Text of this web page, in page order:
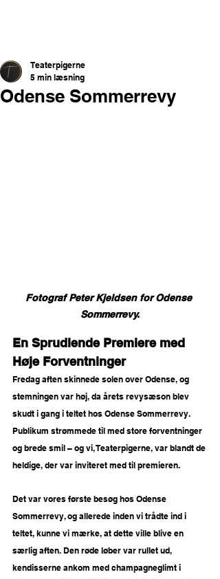
Odense Sommerrevy
Teaterpigerne
5 min læsning
Fotograf Peter Kjeldsen for Odense
Sommerrevy.
En Sprudlende Premiere med
Høje Forventninger
Fredag aften skinnede solen over Odense, og
stemningen var høj, da årets revysæson blev
skudt i gang i teltet hos Odense Sommerrevy.
Publikum strømmede til med store forventninger
og brede smil – og vi, Teaterpigerne, var blandt de
heldige, der var inviteret med til premieren.
Det var vores første besøg hos Odense
Sommerrevy, og allerede inden vi trådte ind i
teltet, kunne vi mærke, at dette ville blive en
særlig aften. Den røde løber var rullet ud,
kendisserne ankom med champagneglimt i